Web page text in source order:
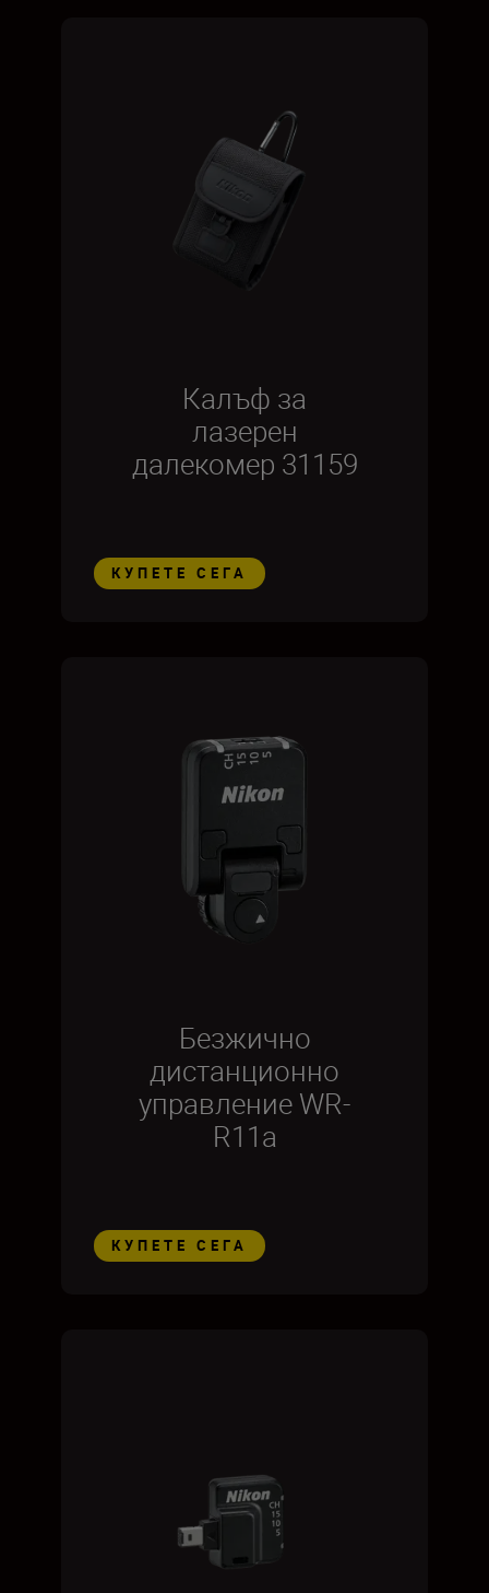
Калъф за
лазерен
далекомер 31159
КУПЕТЕ СЕГА
Безжично
дистанционно
управление WR-
R11a
КУПЕТЕ СЕГА